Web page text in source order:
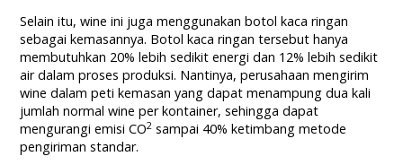
Selain itu, wine ini juga menggunakan botol kaca ringan
sebagai kemasannya. Botol kaca ringan tersebut hanya
membutuhkan 20% lebih sedikit energi dan 12% lebih sedikit
air dalam proses produksi. Nantinya, perusahaan mengirim
wine dalam peti kemasan yang dapat menampung dua kali
jumlah normal wine per kontainer, sehingga dapat
mengurangi emisi CO2 sampai 40% ketimbang metode
pengiriman standar.